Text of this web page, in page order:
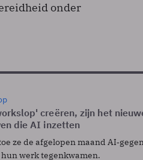
onder
creëren, zijn het
die AI inzetten
ze de afgelopen maand
werk tegenkwamen.